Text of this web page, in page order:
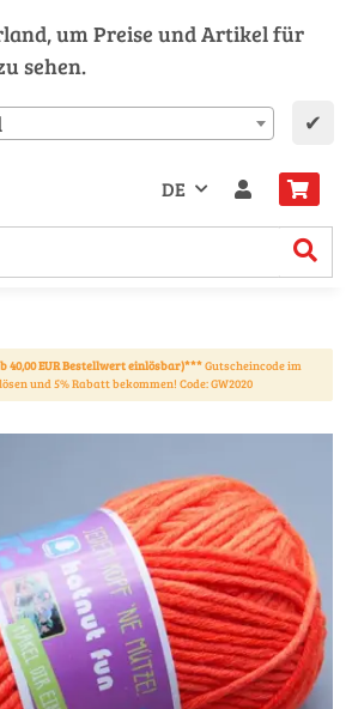
um Preise und Artikel für
sehen.
✔
DE
40,00 EUR Bestellwert einlösbar)***Gutscheincode im
und 5% Rabatt bekommen! Code: GW2020